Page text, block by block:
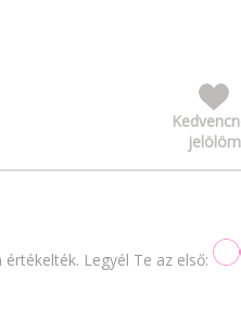
jelölöm
Legyél Te az első: